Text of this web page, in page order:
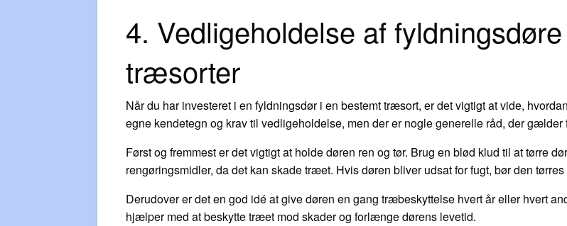
4. Vedligeholdelse af
træsorter
Når du har investeret i en fyldningsdør i en bestemt træsort, er det vigtigt at vide,
egne kendetegn og krav til vedligeholdelse, men der er nogle generelle råd, der
Først og fremmest er det vigtigt at holde døren ren og tør. Brug en blød klud til at tørre
rengøringsmidler, da det kan skade træet. Hvis døren bliver udsat for fugt, bør den
Derudover er det en god idé at give døren en gang træbeskyttelse hvert år eller hvert
hjælper med at beskytte træet mod skader og forlænge dørens levetid.